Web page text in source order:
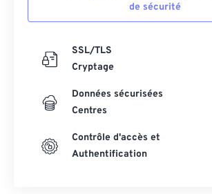
de sécurité
SSL/TLS
Cryptage
Données sécurisées
Centres
Contrôle d'accès et
Authentification